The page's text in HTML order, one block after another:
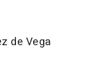
de Vega